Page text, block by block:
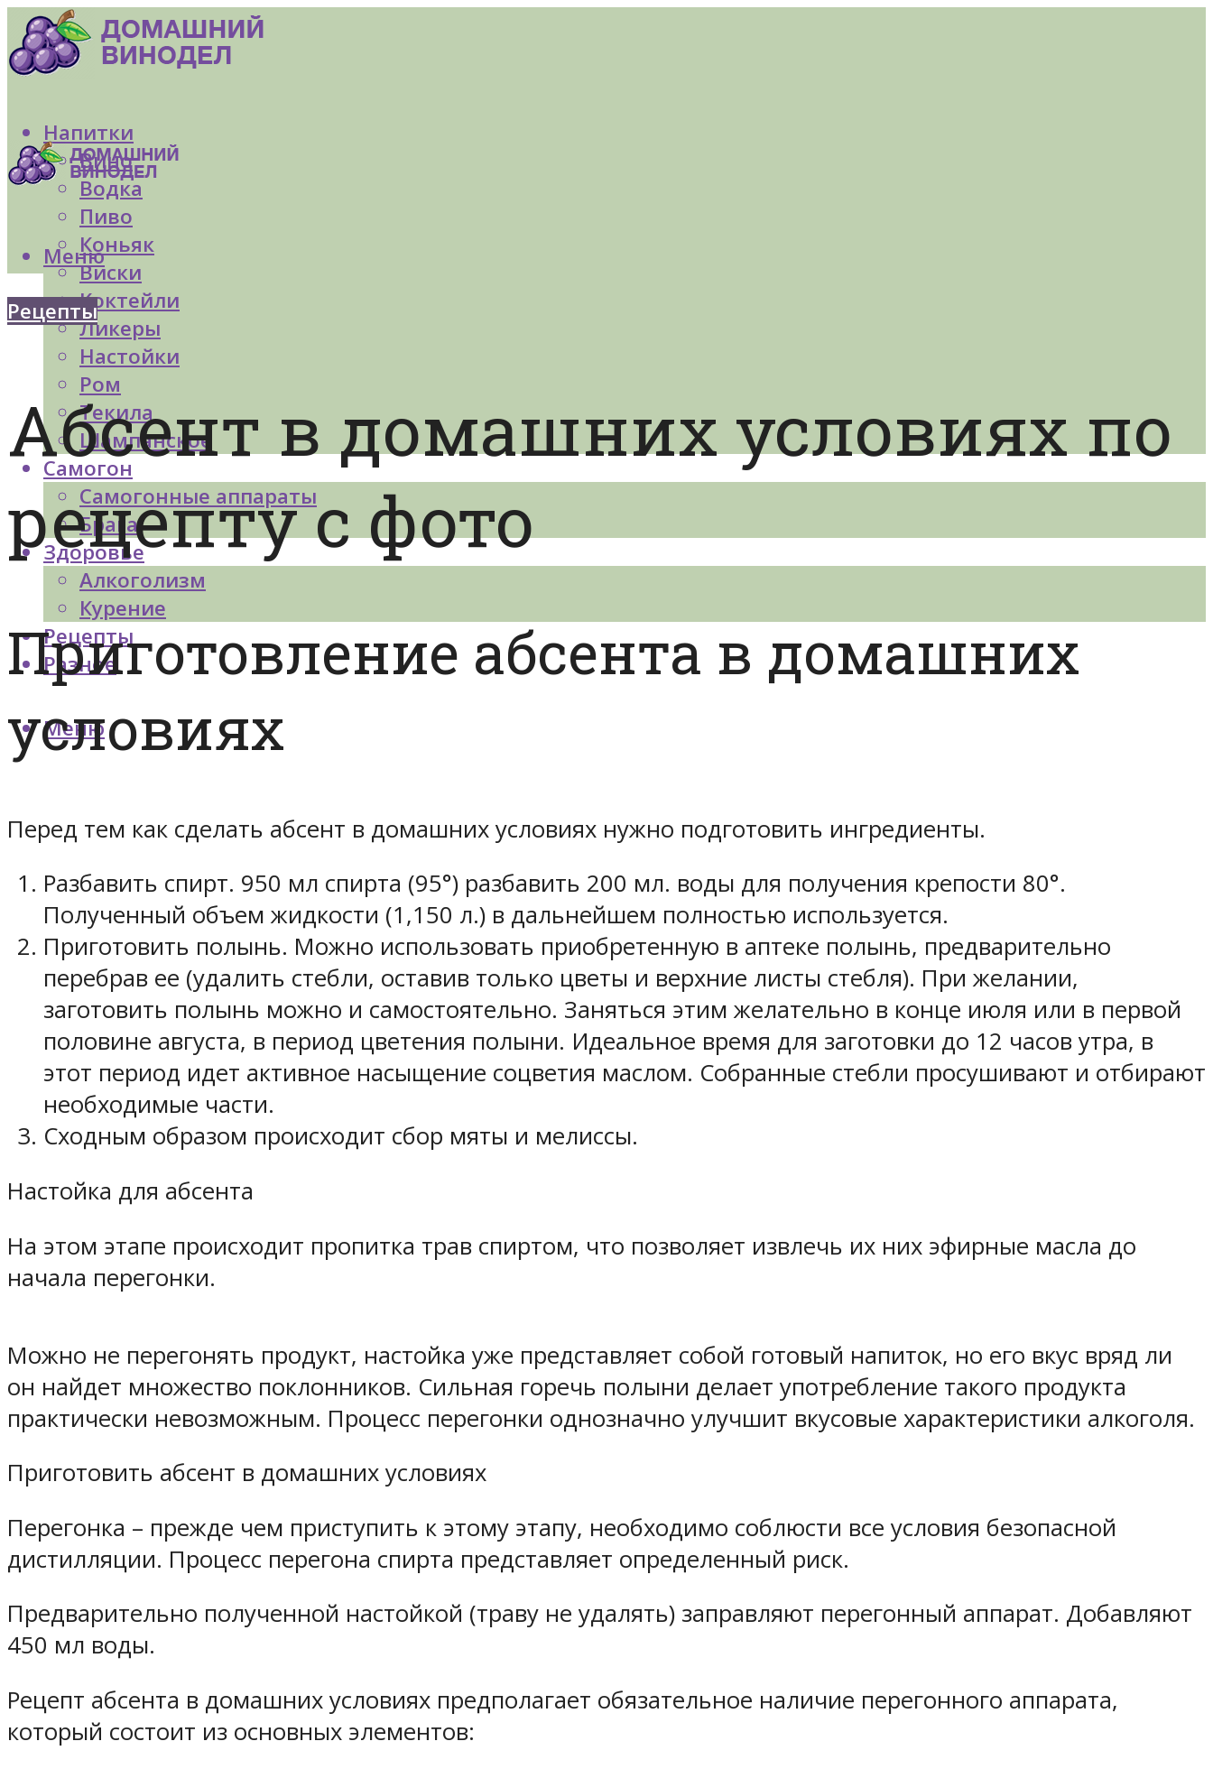
Напитки
Вино
Водка
Пиво
Коньяк
Виски
Коктейли
Ликеры
Настойки
Ром
Текила
Шампанское
Самогон
Самогонные аппараты
Брага
Здоровье
Алкоголизм
Курение
Рецепты
Разное
Меню
Меню
Рецепты
Абсент в домашних условиях по
рецепту с фото
Приготовление абсента в домашних
условиях
Перед тем как сделать абсент в домашних условиях нужно подготовить ингредиенты.
Разбавить спирт. 950 мл спирта (95°) разбавить 200 мл. воды для получения крепости 80°.
Полученный объем жидкости (1,150 л.) в дальнейшем полностью используется.
Приготовить полынь. Можно использовать приобретенную в аптеке полынь, предварительно
перебрав ее (удалить стебли, оставив только цветы и верхние листы стебля). При желании,
заготовить полынь можно и самостоятельно. Заняться этим желательно в конце июля или в первой
половине августа, в период цветения полыни. Идеальное время для заготовки до 12 часов утра, в
этот период идет активное насыщение соцветия маслом. Собранные стебли просушивают и отбирают
необходимые части.
Сходным образом происходит сбор мяты и мелиссы.
Настойка для абсента
На этом этапе происходит пропитка трав спиртом, что позволяет извлечь их них эфирные масла до
начала перегонки.
Можно не перегонять продукт, настойка уже представляет собой готовый напиток, но его вкус вряд ли
он найдет множество поклонников. Сильная горечь полыни делает употребление такого продукта
практически невозможным. Процесс перегонки однозначно улучшит вкусовые характеристики алкоголя.
Приготовить абсент в домашних условиях
Перегонка – прежде чем приступить к этому этапу, необходимо соблюсти все условия безопасной
дистилляции. Процесс перегона спирта представляет определенный риск.
Предварительно полученной настойкой (траву не удалять) заправляют перегонный аппарат. Добавляют
450 мл воды.
Рецепт абсента в домашних условиях предполагает обязательное наличие перегонного аппарата,
который состоит из основных элементов: